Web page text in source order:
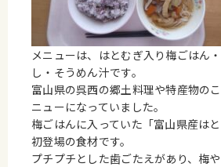
メニューは、はとむぎ入り梅ごはん
し・そうめん汁です。
富山県の呉西の郷土料理や特産物の
ニューになっていました。
梅ごはんに入っていた「富山県産は
初登場の食材です。
プチプチとした歯ごたえがあり、梅